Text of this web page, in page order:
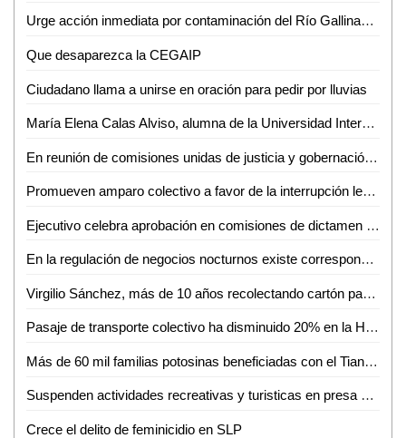
Urge acción inmediata por contaminación del Río Gallinas: Yolanda Josefina Cepeda
Que desaparezca la CEGAIP
Ciudadano llama a unirse en oración para pedir por lluvias
María Elena Calas Alviso, alumna de la Universidad Intercultural, propone reforma al código penal en 4to. Parlamento De las Mujeres
En reunión de comisiones unidas de justicia y gobernación se aprueba dictamen que concede indulto solicitado por la persona SanJuana N
Promueven amparo colectivo a favor de la interrupción legal del embarazo en San Luis Potosí
Ejecutivo celebra aprobación en comisiones de dictamen sobre indulto para SanJuana
En la regulación de negocios nocturnos existe corresponsabilidad Estado-Municipio
Virgilio Sánchez, más de 10 años recolectando cartón para poder vivir
Pasaje de transporte colectivo ha disminuido 20% en la Huasteca Potosina: Ariel Zumaya
Más de 60 mil familias potosinas beneficiadas con el Tianguis del Bienestar
Suspenden actividades recreativas y turisticas en presa La Lajilla: Camilo Espino
Crece el delito de feminicidio en SLP